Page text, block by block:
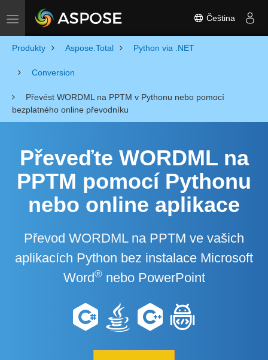
Toggle navigation Čeština
Produkty Aspose.Total Python via .NET
Conversion
Převést WORDML na PPTM v Pythonu nebo pomocí
bezplatného online převodníku
Převeďte WORDML na
PPTM pomocí Pythonu
nebo online aplikace
Převod WORDML na PPTM ve vašich
aplikacích Python bez instalace Microsoft
Word®nebo PowerPoint